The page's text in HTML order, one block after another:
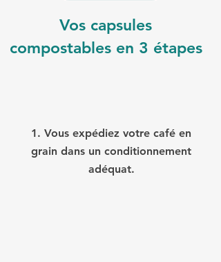
Vos capsules
compostables en 3 étapes
1. Vous expédiez votre café en
grain dans un conditionnement
adéquat.